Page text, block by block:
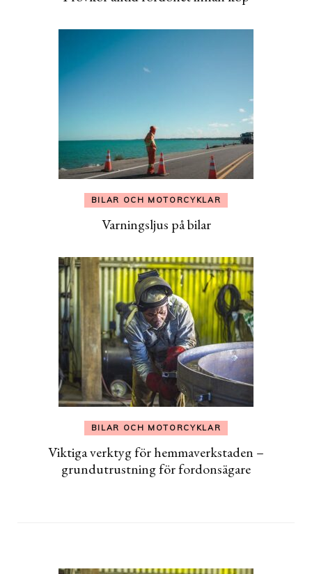
BILAR OCH MOTORCYKLAR
Varningsljus på bilar
BILAR OCH MOTORCYKLAR
Viktiga verktyg för hemmaverkstaden –
grundutrustning för fordonsägare